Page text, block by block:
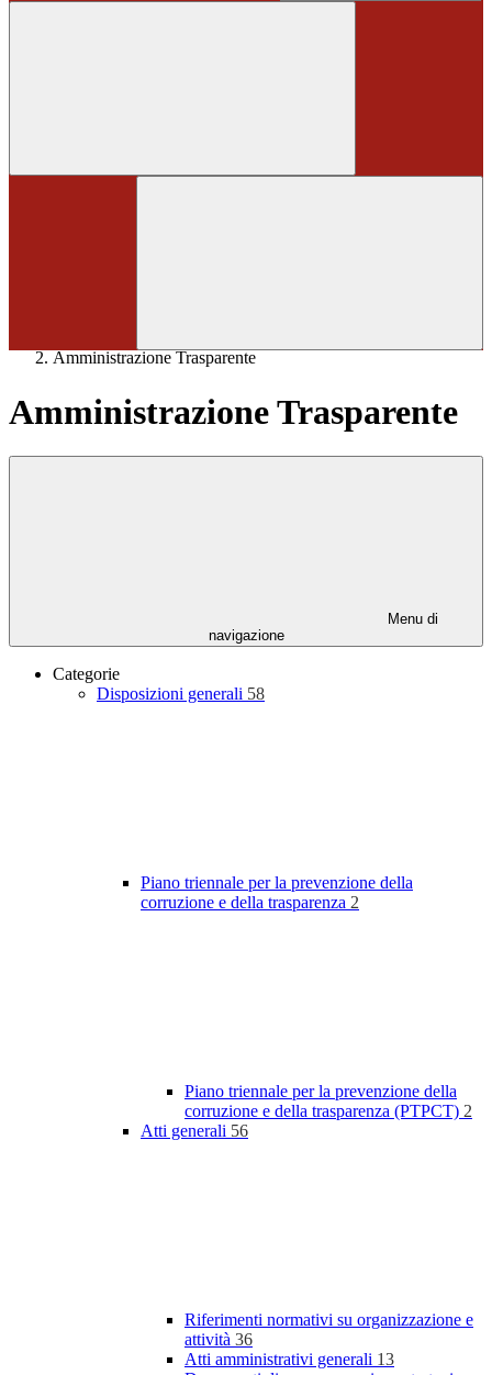
Amministrazione Trasparente
Amministrazione Trasparente
Menu di
navigazione
Categorie
Disposizioni generali 58
Piano triennale per la prevenzione della
corruzione e della trasparenza 2
Piano triennale per la prevenzione della
corruzione e della trasparenza (PTPCT) 2
Atti generali 56
Riferimenti normativi su organizzazione e
attività 36
Atti amministrativi generali 13